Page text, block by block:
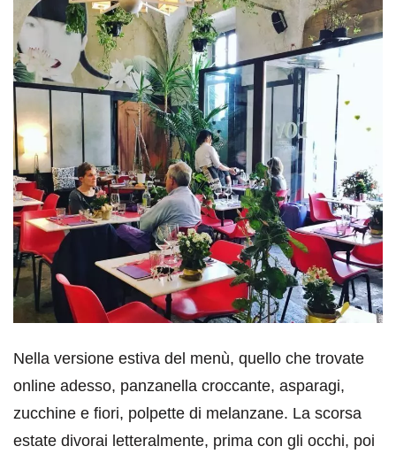
Nella versione estiva del menù, quello che trovate
online adesso, panzanella croccante, asparagi,
zucchine e fiori, polpette di melanzane. La scorsa
estate divorai letteralmente, prima con gli occhi, poi